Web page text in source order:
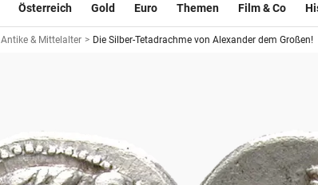
Österreich Gold Euro Themen Film & Co
Antike & Mittelalter > Die Silber-Tetadrachme von Alexander dem Großen!